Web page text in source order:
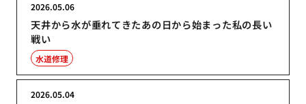
天井から水が垂れてきたあの日から始まった私の長い
戦い
2026.05.06
水道修理
2026.05.04